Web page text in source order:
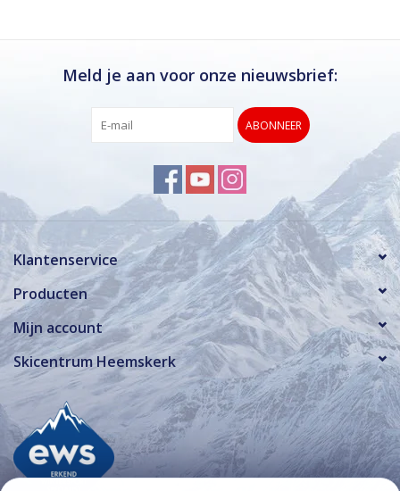
Meld je aan voor onze nieuwsbrief:
ABONNEER
Klantenservice
Producten
Mijn account
Skicentrum Heemskerk